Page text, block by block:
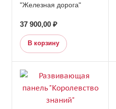
"Железная дорога"
37 900,00 ₽
В корзину